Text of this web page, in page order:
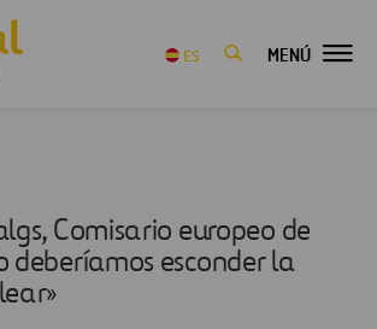
ES MENÚ
Comisario europeo de
deberíamos esconder la